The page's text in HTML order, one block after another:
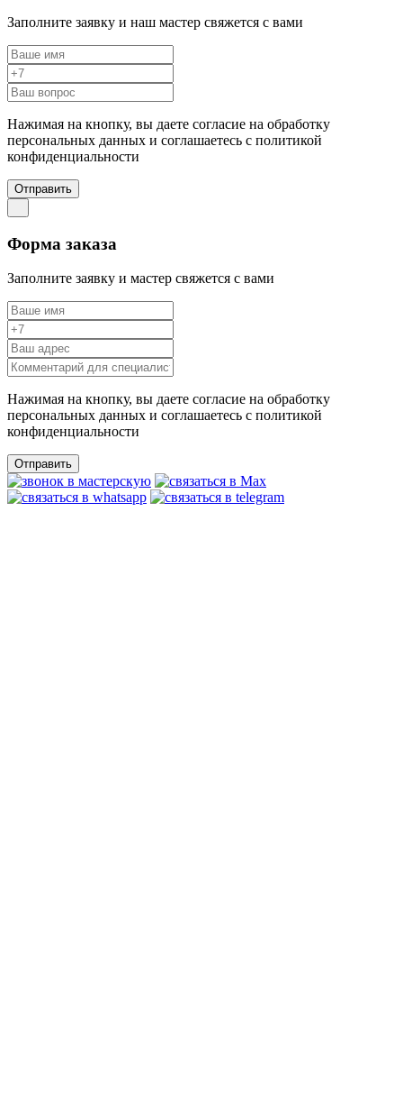
Заполните заявку и наш мастер свяжется с вами
Нажимая на кнопку, вы даете согласие на обработку
персональных данных и соглашаетесь c политикой
конфиденциальности
Отправить
Форма заказа
Заполните заявку и мастер свяжется с вами
Нажимая на кнопку, вы даете согласие на обработку
персональных данных и соглашаетесь c политикой
конфиденциальности
Отправить